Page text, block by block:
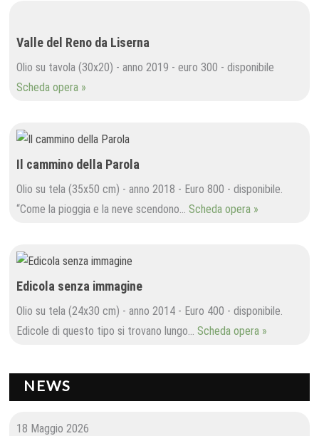
Valle del Reno da Liserna
Olio su tavola (30x20) - anno 2019 - euro 300 - disponibile
Scheda opera »
Il cammino della Parola
Olio su tela (35x50 cm) - anno 2018 - Euro 800 - disponibile.
“Come la pioggia e la neve scendono…Scheda opera »
Edicola senza immagine
Olio su tela (24x30 cm) - anno 2014 - Euro 400 - disponibile.
Edicole di questo tipo si trovano lungo…Scheda opera »
NEWS
18 Maggio 2026